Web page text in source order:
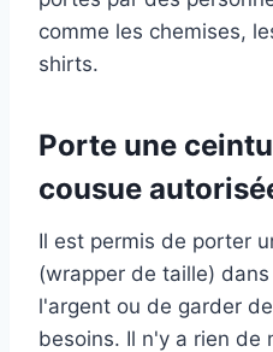
comme les chemises,
shirts.
Porte une
cousue
Il est permis de porter
(wrapper de taille)
l'argent ou de garder
besoins. Il n'y a rien de